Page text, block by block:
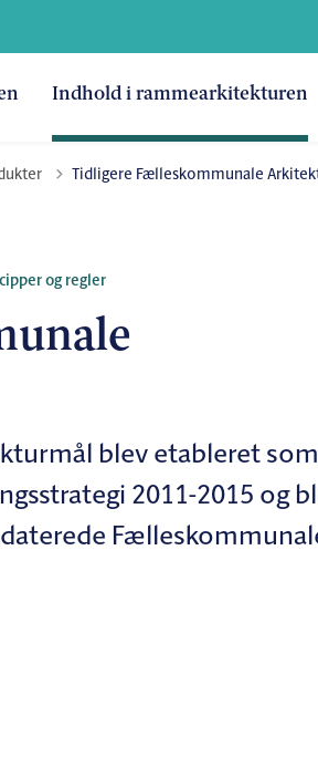
Indhold i rammearkitekturen
Tidligere Fælleskommunale
og regler
blev etableret
2011-2015 og